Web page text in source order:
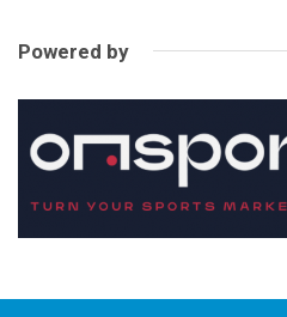
Powered by